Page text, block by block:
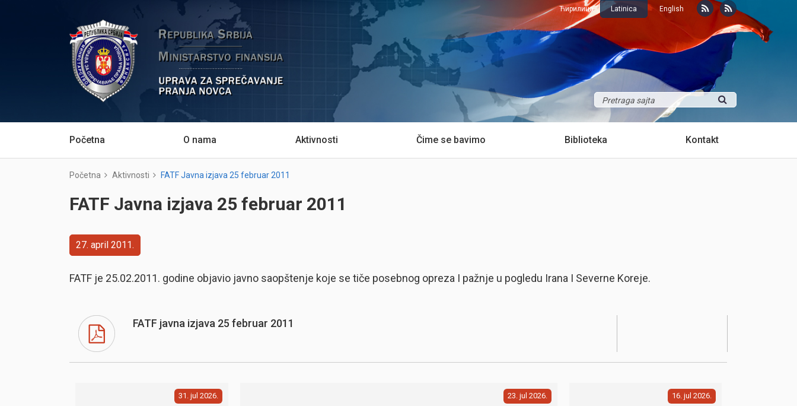
Ћирилица Latinica English
Početna O nama Aktivnosti Čime se bavimo Biblioteka Kontakt
Početna Aktivnosti FATF Javna izjava 25 februar 2011
FATF Javna izjava 25 februar 2011
27 april 2011
FATF je 25.02.2011. godine objavio javno saopštenje koje se tiče posebnog opreza I pažnje u pogledu Irana I Severne Koreje.
FATF javna izjava 25 februar 2011
31 jul 2026 23 jul 2026 16 jul 2026